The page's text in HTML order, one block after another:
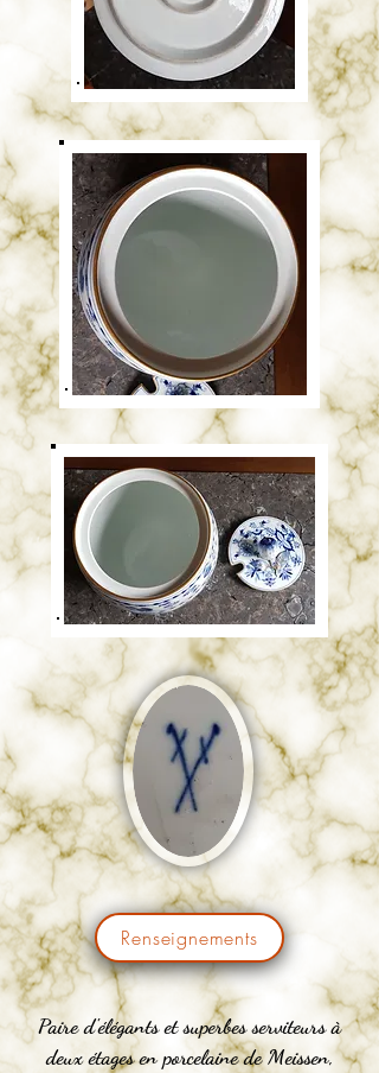
Renseignements
Paire d'élégants et superbes serviteurs à
deux étages en porcelaine de Meissen,